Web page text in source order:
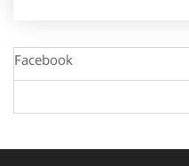
Facebook